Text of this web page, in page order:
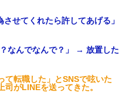
せてくれたら許してあげる」
なんでなんで？」 → 放置した
て転職した」とSNSで呟いた
がLINEを送ってきた。